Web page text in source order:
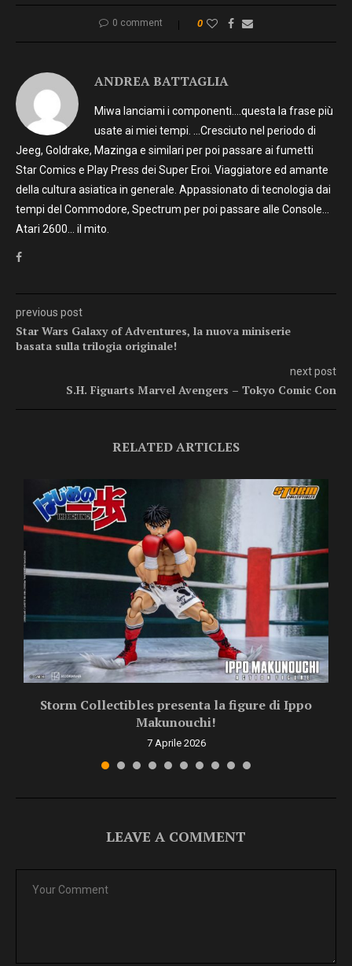
0 comment 0
ANDREA BATTAGLIA
Miwa lanciami i componenti….questa la frase più
usate ai miei tempi. …Cresciuto nel periodo di
Jeeg, Goldrake, Mazinga e similari per poi passare ai fumetti
Star Comics e Play Press dei Super Eroi. Viaggiatore ed amante
della cultura asiatica in generale. Appassionato di tecnologia dai
tempi del Commodore, Spectrum per poi passare alle Console…
Atari 2600… il mito.
previous post
Star Wars Galaxy of Adventures, la nuova miniserie
basata sulla trilogia originale!
next post
S.H. Figuarts Marvel Avengers – Tokyo Comic Con
RELATED ARTICLES
Storm Collectibles presenta la figure di Ippo
Makunouchi!
7 Aprile 2026
LEAVE A COMMENT